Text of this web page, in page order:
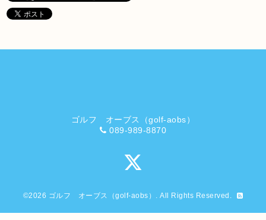
ゴルフ オーブス（golf-aobs）
089-989-8870
©2026 ゴルフ オーブス（golf-aobs） . All Rights Reserved.